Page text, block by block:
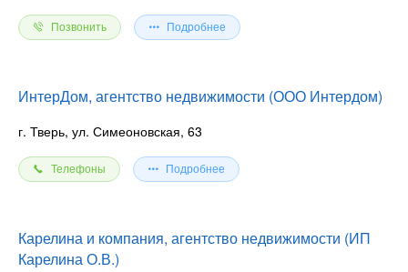
Позвонить Подробнее
ИнтерДом, агентство недвижимости (ООО Интердом)
г. Тверь, ул. Симеоновская, 63
Телефоны Подробнее
Карелина и компания, агентство недвижимости (ИП
Карелина О.В.)